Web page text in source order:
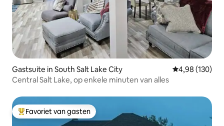
Gastsuite in South Salt Lake City Gemiddelde
4,98 (130)
Central Salt Lake, op enkele minuten van alles
Topfavoriet van gasten
Favoriet van gasten